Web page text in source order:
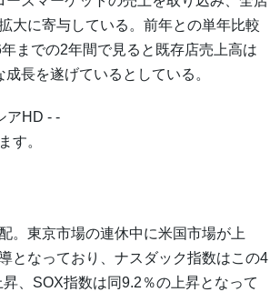
大に寄与している。前年との単年比較
までの2年間で見ると既存店売上高は
長を遂げているとしている。
アHD - -
す。
。東京市場の連休中に米国市場が上
となっており、ナスダック指数はこの4
、SOX指数は同9.2％の上昇となって